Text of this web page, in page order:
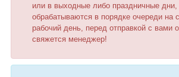
или в выходные либо праздничные дни,
обрабатываются в порядке очереди на
рабочий день, перед отправкой с вами
свяжется менеджер!